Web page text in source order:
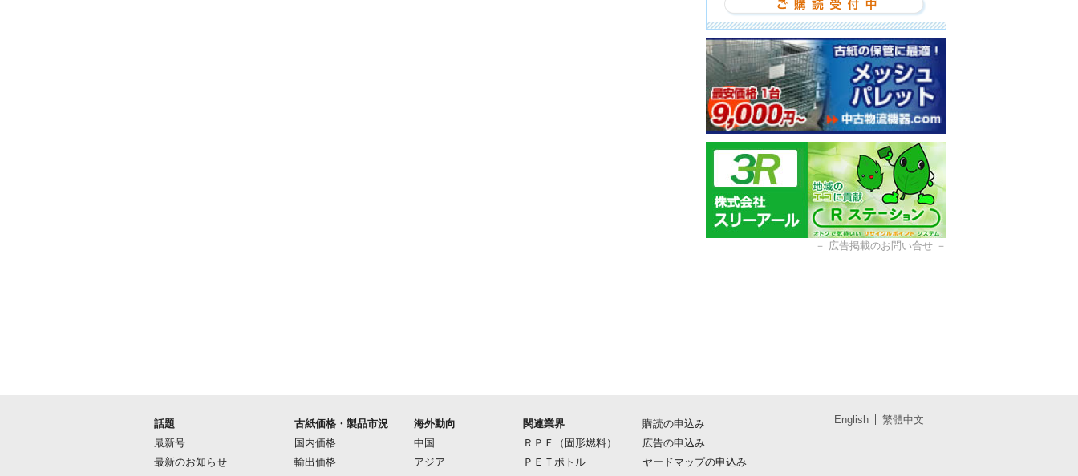
－ 広告掲載のお問い合せ－
話題
最新号
最新のお知らせ
古紙価格・製品市況
国内価格
輸出価格
海外動向
中国
アジア
関連業界
ＲＰＦ（固形燃料）
ＰＥＴボトル
購読の申込み
広告の申込み
ヤードマップの申込み
English 繁體中文